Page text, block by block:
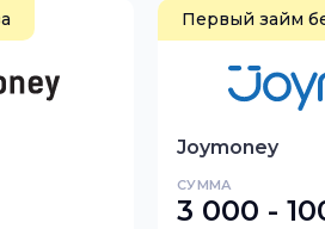
Первый займ
Joymoney
СУММА
3 000 -